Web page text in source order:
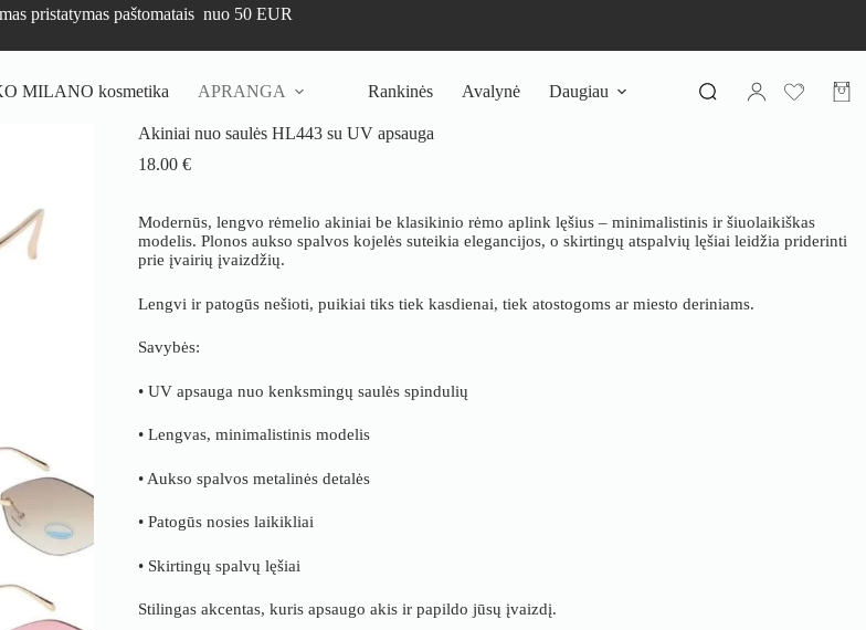
pristatymas paštomatais nuo 50 EUR
MILANO kosmetika APRANGA Rankinės Avalynė Daugiau
Akiniai nuo saulės HL443 su UV apsauga
18.00€
Modernūs, lengvo rėmelio akiniai be klasikinio rėmo aplink lęšius – minimalistinis ir šiuolaikiškas
modelis. Plonos aukso spalvos kojelės suteikia elegancijos, o skirtingų atspalvių lęšiai leidžia priderinti
prie įvairių įvaizdžių.
Lengvi ir patogūs nešioti, puikiai tiks tiek kasdienai, tiek atostogoms ar miesto deriniams.
Savybės:
• UV apsauga nuo kenksmingų saulės spindulių
• Lengvas, minimalistinis modelis
• Aukso spalvos metalinės detalės
• Patogūs nosies laikikliai
• Skirtingų spalvų lęšiai
Stilingas akcentas, kuris apsaugo akis ir papildo jūsų įvaizdį.